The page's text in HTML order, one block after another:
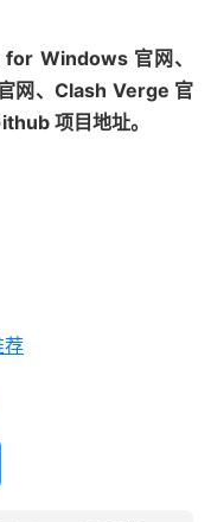
Windows 官网、
网、Clash Verge 官
项目地址。